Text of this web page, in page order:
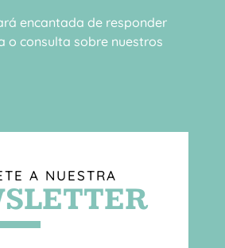
encantada de responder
o consulta sobre nuestros
A NUESTRA